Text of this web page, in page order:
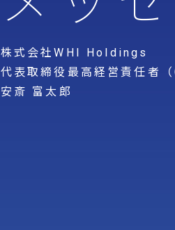
株式会社WHI Holdings
代表取締役最高経営責任者（
安斎 富太郎